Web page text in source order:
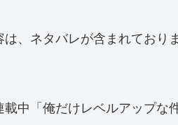
、ネタバレが含まれており
載中「俺だけレベルアップ